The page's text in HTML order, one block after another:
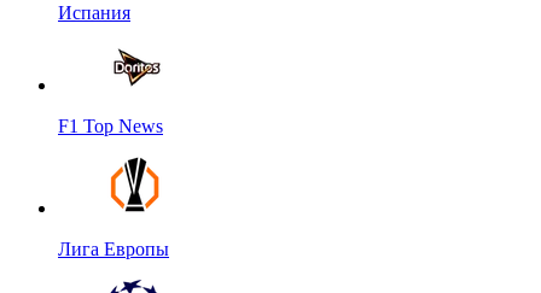
Испания
F1 Top News
Лига Европы